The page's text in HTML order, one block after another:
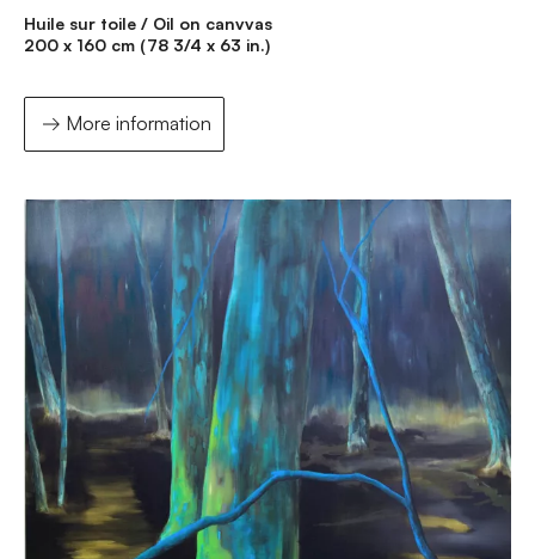
Huile sur toile / Oil on canvvas
200 x 160 cm (78 3/4 x 63 in.)
More information